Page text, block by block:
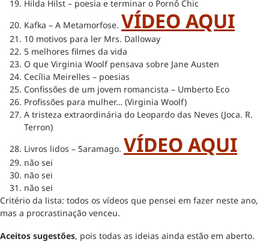
Hilda Hilst – poesia e terminar o Pornô Chic
Kafka – A Metamorfose. VÍDEO AQUI
10 motivos para ler Mrs. Dalloway
5 melhores filmes da vida
O que Virginia Woolf pensava sobre Jane Austen
Cecília Meirelles – poesias
Confissões de um jovem romancista – Umberto Eco
Profissões para mulher… (Virginia Woolf)
A tristeza extraordinária do Leopardo das Neves (Joca. R.
Terron)
Livros lidos – Saramago. VÍDEO AQUI
não sei
não sei
não sei
Critério da lista: todos os vídeos que pensei em fazer neste ano,
mas a procrastinação venceu.
Aceitos sugestões, pois todas as ideias ainda estão em aberto.